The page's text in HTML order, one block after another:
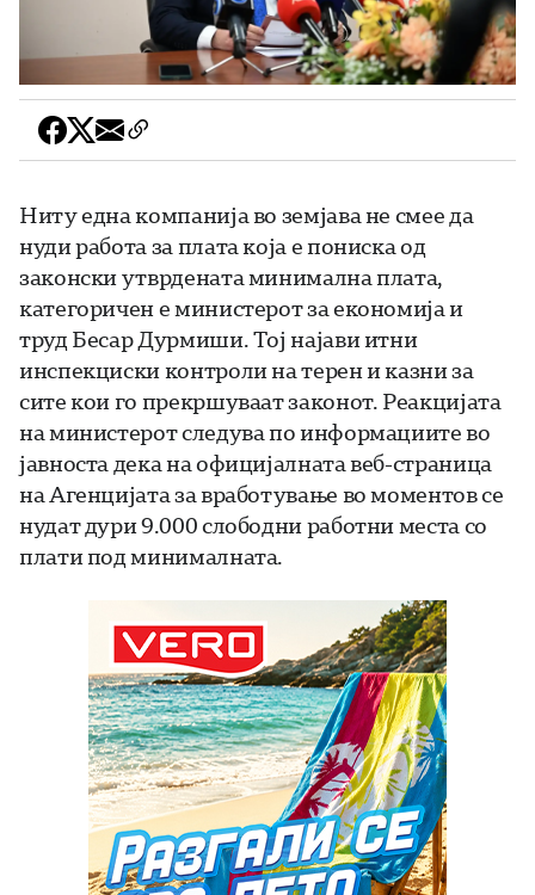
Ниту една компанија во земјава не смее да
нуди работа за плата која е пониска од
законски утврдената минимална плата,
категоричен е министерот за економија и
труд Бесар Дурмиши. Тој најави итни
инспекциски контроли на терен и казни за
сите кои го прекршуваат законот. Реакцијата
на министерот следува по информациите во
јавноста дека на официјалната веб-страница
на Агенцијата за вработување во моментов се
нудат дури 9.000 слободни работни места со
плати под минималната.